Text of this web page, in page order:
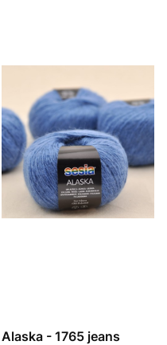
Alaska - 1765 jeans